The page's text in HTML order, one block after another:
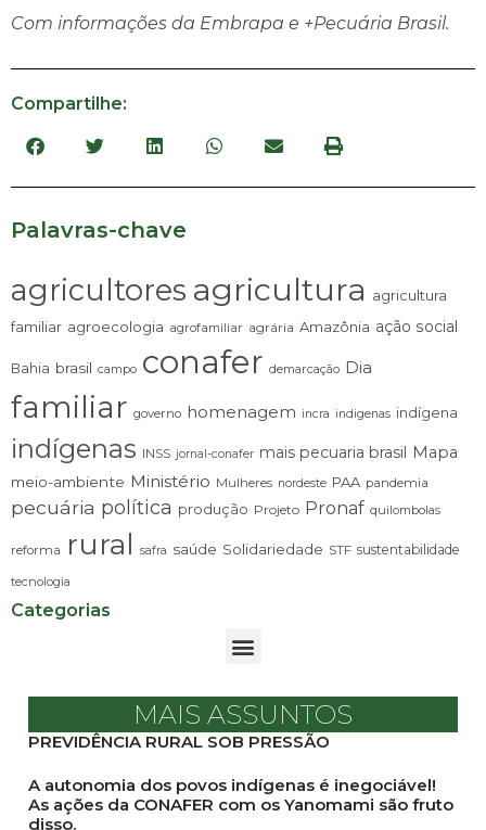
Com informações da Embrapa e +Pecuária Brasil.
Compartilhe:
Palavras-chave
agricultores agricultura agricultura
familiar agroecologia agrofamiliar agrária Amazônia ação social
Bahia brasil campo conafer demarcação Dia
familiar governo homenagem incra indigenas indígena
indígenas INSS jornal-conafer mais pecuaria brasil Mapa
meio-ambiente Ministério Mulheres nordeste PAA pandemia
pecuária política produção Projeto Pronaf quilombolas
reforma rural safra saúde Solidariedade STF sustentabilidade
tecnologia
Categorias
MAIS ASSUNTOS
PREVIDÊNCIA RURAL SOB PRESSÃO
A autonomia dos povos indígenas é inegociável!
As ações da CONAFER com os Yanomami são fruto
disso.